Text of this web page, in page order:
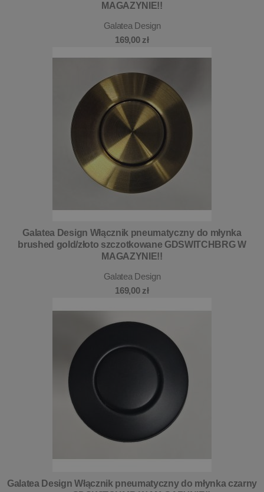
MAGAZYNIE!!
Galatea Design
169,00 zł
Galatea Design Włącznik pneumatyczny do młynka
brushed gold/złoto szczotkowane GDSWITCHBRG W
MAGAZYNIE!!
Galatea Design
169,00 zł
Galatea Design Włącznik pneumatyczny do młynka czarny